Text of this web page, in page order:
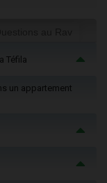
Téfila
un appartement